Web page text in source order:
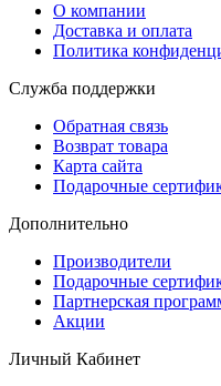
О компании
Доставка и оплата
Политика
Служба поддержки
Обратная связь
Возврат товара
Карта сайта
Подарочные
Дополнительно
Производители
Подарочные
Партнерская
Акции
Личный Кабинет